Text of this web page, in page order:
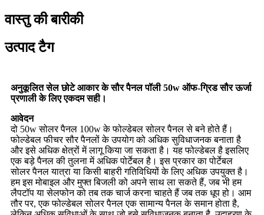
वास्तु की बारीकी
उत्पाद टैग
अनुकूलित सेल छोटे आकार के सौर पैनल पॉली 50w ऑफ-ग्रिड सौर ऊर्जा
प्रणाली के लिए एकदम सही।
आवेदन
दो 50w सोलर पैनल 100w के फोल्डेबल सोलर पैनल से बने होते हैं।
फोल्डेबल फीचर सौर पैनलों के उपयोग को अधिक सुविधाजनक बनाता है
और इसे अधिक क्षेत्रों में लागू किया जा सकता है। यह फोल्डेबल है इसलिए
एक बड़े पैनल की तुलना में अधिक पोर्टेबल है। इस प्रकार का पोर्टेबल
सोलर पैनल यात्रा या किसी बाहरी गतिविधियों के लिए अधिक उपयुक्त है।
हम इस मोबाइल और मुफ्त बिजली को अपने साथ ला सकते हैं, जब भी हम
लैपटॉप या सेलफोन को तब तक चार्ज करना चाहते हैं जब तक धूप हो। आम
तौर पर, एक फोल्डेबल सोलर पैनल एक सामान्य पैनल के समान होता है,